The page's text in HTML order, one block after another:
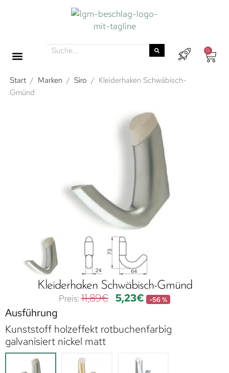
0
Start / Marken / Siro / Kleiderhaken Schwäbisch-
Gmünd
Kleiderhaken Schwäbisch-Gmünd
11,89€ 5,23€ -56 %
Ausführung
Kunststoff holzeffekt rotbuchenfarbig
galvanisiert nickel matt